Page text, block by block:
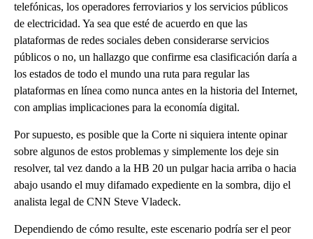
telefónicas, los operadores ferroviarios y los servicios públicos
de electricidad. Ya sea que esté de acuerdo en que las
plataformas de redes sociales deben considerarse servicios
públicos o no, un hallazgo que confirme esa clasificación daría a
los estados de todo el mundo una ruta para regular las
plataformas en línea como nunca antes en la historia del Internet,
con amplias implicaciones para la economía digital.
Por supuesto, es posible que la Corte ni siquiera intente opinar
sobre algunos de estos problemas y simplemente los deje sin
resolver, tal vez dando a la HB 20 un pulgar hacia arriba o hacia
abajo usando el muy difamado expediente en la sombra, dijo el
analista legal de CNN Steve Vladeck.
Dependiendo de cómo resulte, este escenario podría ser el peor